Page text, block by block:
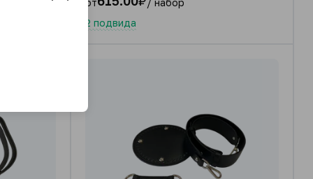
от
/ набор
2 подвида